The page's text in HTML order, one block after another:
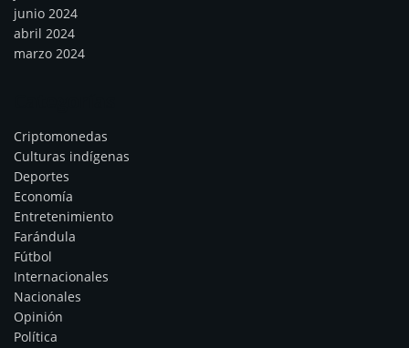
junio 2024
abril 2024
marzo 2024
Criptomonedas
Culturas indígenas
Deportes
Economía
Entretenimiento
Farándula
Fútbol
Internacionales
Nacionales
Opinión
Política